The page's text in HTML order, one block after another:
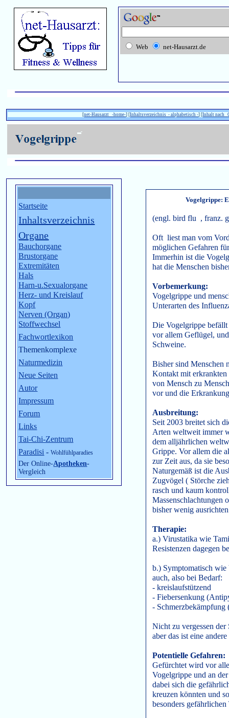
Web net-Hausarzt.de
[net-Hausarzt -home-] [Inhaltsverzeichnis - alphabetisch -] [Inhalt nach
Startseite
Inhaltsverzeichnis
Organe
Bauchorgane
Brustorgane
Extremitäten
Hals
Harn-u.Sexualorgane
Herz- und Kreislauf
Kopf
Nerven (Organ)
Stoffwechsel
Fachwortlexikon
Themenkomplexe
Naturmedizin
Neue Seiten
Autor
Impressum
Forum
Links
Tai-Chi-Zentrum
Paradisi -Wohlfühlparadies
Der Online-Apotheken-
Vergleich
Vogelgrippe:
(engl. bird flu , franz.
Oft liest man vom
möglichen Gefahren
Immerhin ist die
hat die Menschen
Vorbemerkung:
Vogelgrippe und
Unterarten des
Die Vogelgrippe
vor allem Geflügel,
Schweine.
Bisher sind Menschen
Kontakt mit
von Mensch zu
vor und die
Ausbreitung:
Seit 2003 breitet sich
Arten weltweit immer
dem alljährlichen
Grippe. Vor allem die
zur Zeit aus, da sie
Naturgemäß ist die
Zugvögel ( Störche
rasch und kaum
Massenschlachtungen
bisher wenig
Therapie:
a.) Virustatika wie
Resistenzen dagegen
b.) Symptomatisch
auch, also bei Bedarf:
- kreislaufstützend
- Fiebersenkung
- Schmerzbekämpfung
Nicht zu vergessen
aber das ist eine
Potentielle Gefahren:
Gefürchtet wird vor
Vogelgrippe und an
dabei sich die
kreuzen könnten und
besonders